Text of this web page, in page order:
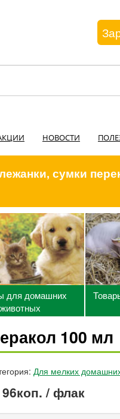
НОВОСТИ
сумки
для домашних
животных
100 мл
Для мелких
/ флак